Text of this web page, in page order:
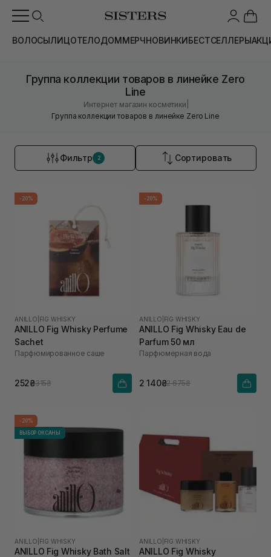
ВОЛОСЫЛИЦОТЕЛОДОММЕРЧНОВИНКИБЕСТСЕЛЛЕРЫ
Группа коллекции товаров в линейке Zero
Line
Интернет магазин косметики
Группа коллекции товаров в линейке Zero Line
Фильтр 2 Сортировать
-20%
ANILLO FIG WHISKY
ANILLO Fig Whisky Perfume
Sachet
Парфюмированное саше
252₴315₴
-20%
ANILLO FIG WHISKY
ANILLO Fig Whisky Eau de
Parfum 50 мл
Парфюмерная вода
2 140₴2 675₴
-20%
ВЫБОР ОКСАНЫ
ANILLO FIG WHISKY
ANILLO Fig Whisky Bath Salt
ANILLO FIG WHISKY
ANILLO Fig Whisky